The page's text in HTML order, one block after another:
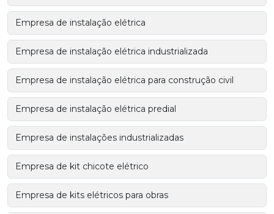
Empresa de instalação elétrica
Empresa de instalação elétrica industrializada
Empresa de instalação elétrica para construção civil
Empresa de instalação elétrica predial
Empresa de instalações industrializadas
Empresa de kit chicote elétrico
Empresa de kits elétricos para obras